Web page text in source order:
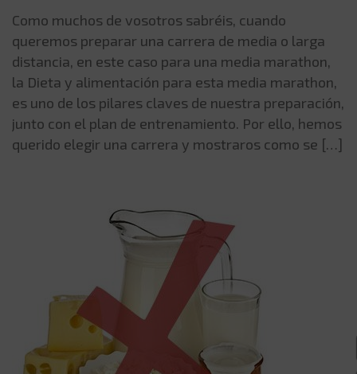
Como muchos de vosotros sabréis, cuando
queremos preparar una carrera de media o larga
distancia, en este caso para una media marathon,
la Dieta y alimentación para esta media marathon,
es uno de los pilares claves de nuestra preparación,
junto con el plan de entrenamiento. Por ello, hemos
querido elegir una carrera y mostraros como se […]